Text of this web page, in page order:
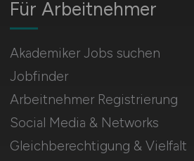
Für Arbeitnehmer
Akademiker Jobs suchen
Jobfinder
Arbeitnehmer Registrierung
Social Media & Networks
Gleichberechtigung & Vielfalt